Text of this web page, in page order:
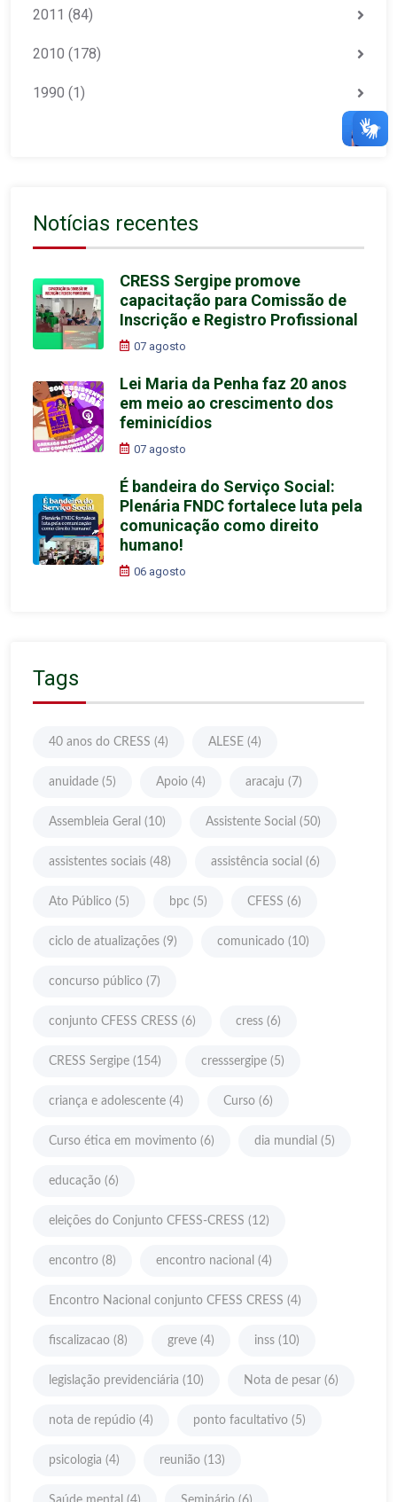
2011 (84)
2010 (178)
1990 (1)
Notícias recentes
CRESS Sergipe promove
capacitação para Comissão de
Inscrição e Registro Profissional
07 agosto
Lei Maria da Penha faz 20 anos
em meio ao crescimento dos
feminicídios
07 agosto
É bandeira do Serviço Social:
Plenária FNDC fortalece luta pela
comunicação como direito
humano!
06 agosto
Tags
40 anos do CRESS (4) ALESE (4)
anuidade (5) Apoio (4) aracaju (7)
Assembleia Geral (10) Assistente Social (50)
assistentes sociais (48) assistência social (6)
Ato Público (5) bpc (5) CFESS (6)
ciclo de atualizações (9) comunicado (10)
concurso público (7)
conjunto CFESS CRESS (6) cress (6)
CRESS Sergipe (154) cresssergipe (5)
criança e adolescente (4) Curso (6)
Curso ética em movimento (6) dia mundial (5)
educação (6)
eleições do Conjunto CFESS-CRESS (12)
encontro (8) encontro nacional (4)
Encontro Nacional conjunto CFESS CRESS (4)
fiscalizacao (8) greve (4) inss (10)
legislação previdenciária (10) Nota de pesar (6)
nota de repúdio (4) ponto facultativo (5)
psicologia (4) reunião (13)